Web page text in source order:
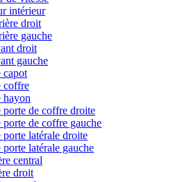
intérieur
droit
gauche
droit
gauche
capot
coffre
hayon
porte de coffre droite
porte de coffre gauche
porte latérale droite
porte latérale gauche
central
droit